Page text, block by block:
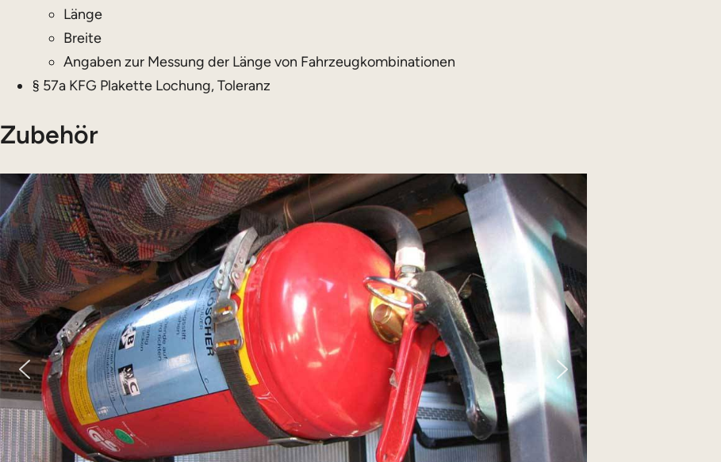
Länge
Breite
Angaben zur Messung der Länge von Fahrzeugkombinationen
§ 57a KFG Plakette Lochung, Toleranz
Zubehör